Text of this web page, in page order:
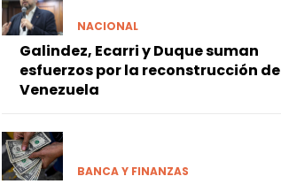
NACIONAL
Galindez, Ecarri y Duque suman
esfuerzos por la reconstrucción de
Venezuela
BANCA Y FINANZAS